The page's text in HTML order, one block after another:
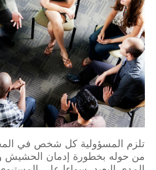
تلزم المسؤولية كل شخص في
من حوله بخطورة إدمان الحشيش